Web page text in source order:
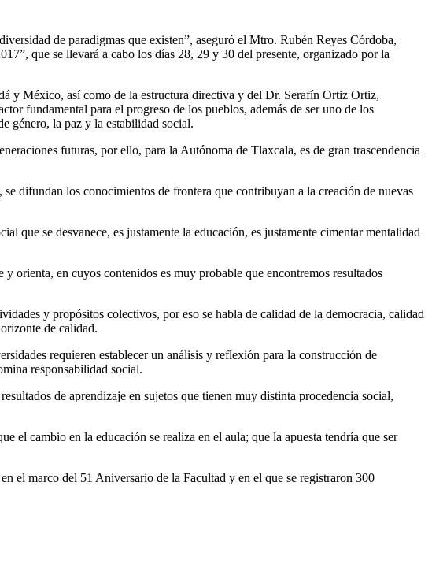
de paradigmas que existen”, aseguró el Mtro. Rubén Reyes Córdoba,
que se llevará a cabo los días 28, 29 y 30 del presente, organizado por la
y México, así como de la estructura directiva y del Dr. Serafín Ortiz Ortiz,
fundamental para el progreso de los pueblos, además de ser uno de los
género, la paz y la estabilidad social.
futuras, por ello, para la Autónoma de Tlaxcala, es de gran trascendencia
difundan los conocimientos de frontera que contribuyan a la creación de nuevas
que se desvanece, es justamente la educación, es justamente cimentar mentalidad
orienta, en cuyos contenidos es muy probable que encontremos resultados
y propósitos colectivos, por eso se habla de calidad de la democracia, calidad
de calidad.
requieren establecer un análisis y reflexión para la construcción de
responsabilidad social.
de aprendizaje en sujetos que tienen muy distinta procedencia social,
el cambio en la educación se realiza en el aula; que la apuesta tendría que ser
el marco del 51 Aniversario de la Facultad y en el que se registraron 300